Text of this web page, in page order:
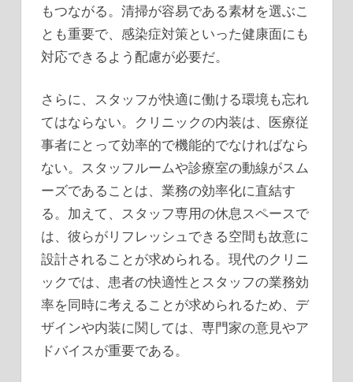
もつながる。清掃が容易である素材を選ぶこ
とも重要で、感染症対策といった健康面にも
対応できるよう配慮が必要だ。
さらに、スタッフが快適に働ける環境も忘れ
てはならない。クリニックの内装は、医療従
事者にとって効率的で機能的でなければなら
ない。スタッフルームや診療室の動線がスム
ーズであることは、業務の効率化に直結す
る。加えて、スタッフ専用の休息スペースで
は、彼らがリフレッシュできる空間も故意に
設計されることが求められる。現代のクリニ
ックでは、患者の快適性とスタッフの業務効
率を同時に考えることが求められるため、デ
ザインや内装に関しては、専門家の意見やア
ドバイスが重要である。